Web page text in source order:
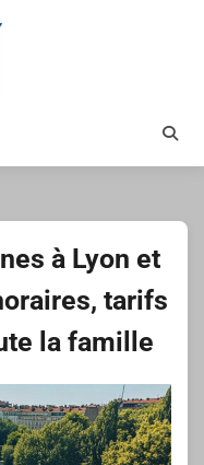
à Lyon et
tarifs
la famille